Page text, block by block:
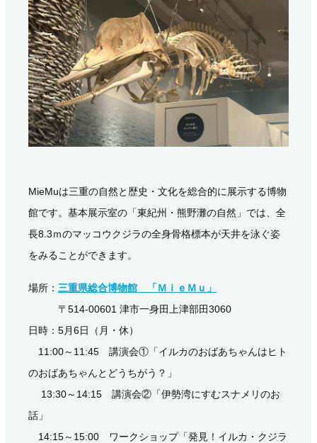
MieMuは三重の自然と歴史・文化を総合的に展示する博物
館です。基本展示室の「東紀州・熊野灘の自然」では、全
長8.3ｍのマッコウクジラの全身骨格標本が天井を泳ぐ姿
をみることができます。
場所： 三重県総合博物館 「ＭｉｅＭｕ」
〒514-00601 津市一身田上津部田3060
日時：5月6日（月・休）
11:00～11:45 講演会①「イルカのおばあちゃんはヒト
のおばあちゃんとどうちがう？」
13:30～14:15 講演会②「伊勢湾にすむスナメリのお
話」
14:15～15:00 ワークショップ「発見！イルカ・クジラ